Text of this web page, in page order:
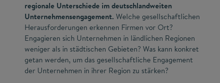
regionale Unterschiede im deutschlandweiten
Unternehmensengagement. Welche gesellschaftlichen
Herausforderungen erkennen Firmen vor Ort?
Engagieren sich Unternehmen in ländlichen Regionen
weniger als in städtischen Gebieten? Was kann konkret
getan werden, um das gesellschaftliche Engagement
der Unternehmen in ihrer Region zu stärken?